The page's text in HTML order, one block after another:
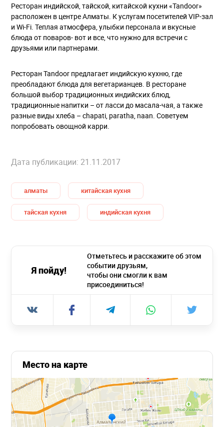
Ресторан индийской, тайской, китайской кухни «Tandoor»
расположен в центре Алматы. К услугам посетителей VIP-зал
и Wi-Fi. Теплая атмосфера, улыбки персонала и вкусные
блюда от поваров- вот и все, что нужно для встречи с
друзьями или партнерами.
Ресторан Tandoor предлагает индийскую кухню, где
преобладают блюда для вегетарианцев. В ресторане
большой выбор традиционных индийских блюд,
традиционные напитки – от ласси до масала-чая, а также
разные виды хлеба – chapati, paratha, naan. Советуем
попробовать овощной карри.
Дата публикации: 21.11.2017
алматы китайская кухня
тайская кухня индийская кухня
Я пойду!
Отметьтесь и расскажите об этом
событии друзьям,
чтобы они смогли к вам
присоединиться!
Место на карте